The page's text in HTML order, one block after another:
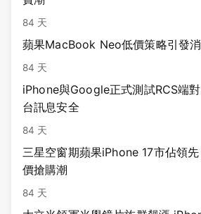
84 天
蘋果MacBook Neo低價策略引發
84 天
iPhone與Google正式測試RCS端
台訊息安全
84 天
三星空窗期蘋果iPhone 17市佔領
價搶購潮
84 天